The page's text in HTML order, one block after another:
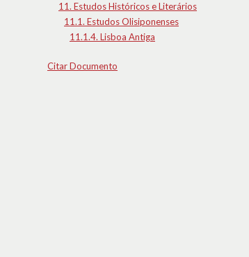
11. Estudos Históricos e Literários
11.1. Estudos Olisiponenses
11.1.4. Lisboa Antiga
Citar Documento